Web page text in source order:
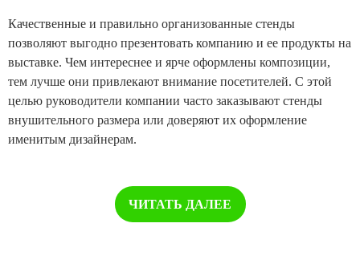
Качественные и правильно организованные стенды
позволяют выгодно презентовать компанию и ее продукты на
выставке. Чем интереснее и ярче оформлены композиции,
тем лучше они привлекают внимание посетителей. С этой
целью руководители компании часто заказывают стенды
внушительного размера или доверяют их оформление
именитым дизайнерам.
ЧИТАТЬ ДАЛЕЕ